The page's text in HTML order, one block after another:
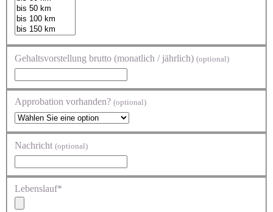
Gehaltsvorstellung brutto (monatlich / jährlich) (optional)
Approbation vorhanden? (optional)
Nachricht (optional)
Lebenslauf*